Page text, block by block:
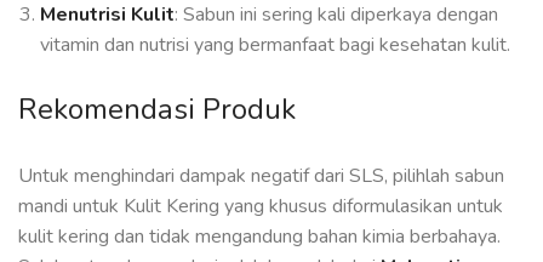
Menutrisi Kulit: Sabun ini sering kali diperkaya dengan
vitamin dan nutrisi yang bermanfaat bagi kesehatan kulit.
Rekomendasi Produk
Untuk menghindari dampak negatif dari SLS, pilihlah sabun
mandi untuk Kulit Kering yang khusus diformulasikan untuk
kulit kering dan tidak mengandung bahan kimia berbahaya.